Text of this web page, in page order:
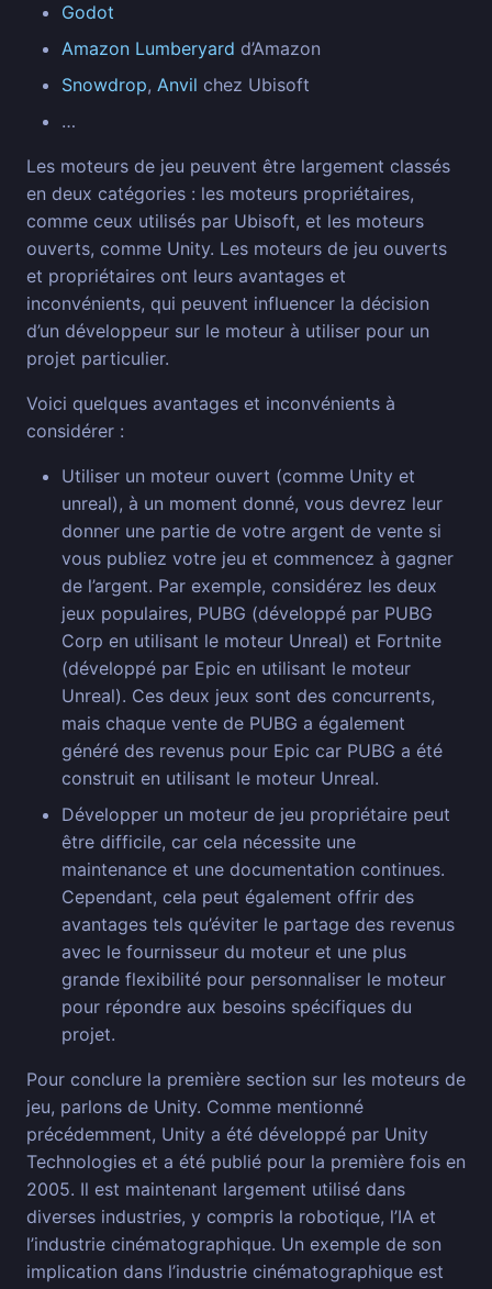
Godot
Amazon Lumberyard d’Amazon
Snowdrop, Anvil chez Ubisoft
…
Les moteurs de jeu peuvent être largement classés
en deux catégories : les moteurs propriétaires,
comme ceux utilisés par Ubisoft, et les moteurs
ouverts, comme Unity. Les moteurs de jeu ouverts
et propriétaires ont leurs avantages et
inconvénients, qui peuvent influencer la décision
d’un développeur sur le moteur à utiliser pour un
projet particulier.
Voici quelques avantages et inconvénients à
considérer :
Utiliser un moteur ouvert (comme Unity et
unreal), à un moment donné, vous devrez leur
donner une partie de votre argent de vente si
vous publiez votre jeu et commencez à gagner
de l’argent. Par exemple, considérez les deux
jeux populaires, PUBG (développé par PUBG
Corp en utilisant le moteur Unreal) et Fortnite
(développé par Epic en utilisant le moteur
Unreal). Ces deux jeux sont des concurrents,
mais chaque vente de PUBG a également
généré des revenus pour Epic car PUBG a été
construit en utilisant le moteur Unreal.
Développer un moteur de jeu propriétaire peut
être difficile, car cela nécessite une
maintenance et une documentation continues.
Cependant, cela peut également offrir des
avantages tels qu’éviter le partage des revenus
avec le fournisseur du moteur et une plus
grande flexibilité pour personnaliser le moteur
pour répondre aux besoins spécifiques du
projet.
Pour conclure la première section sur les moteurs de
jeu, parlons de Unity. Comme mentionné
précédemment, Unity a été développé par Unity
Technologies et a été publié pour la première fois en
2005. Il est maintenant largement utilisé dans
diverses industries, y compris la robotique, l’IA et
l’industrie cinématographique. Un exemple de son
implication dans l’industrie cinématographique est